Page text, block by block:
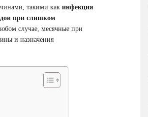
такими как инфекция
при слишком
случае, месячные при
и назначения